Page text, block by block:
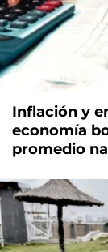
Inflación y
economía
promedio